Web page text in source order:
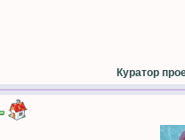
Куратор